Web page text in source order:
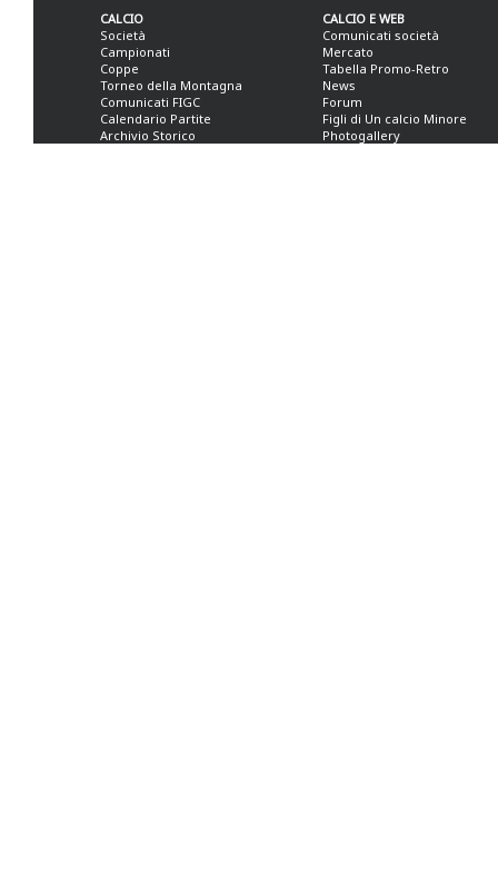
CALCIO
Società
Campionati
Coppe
Torneo della Montagna
Comunicati FIGC
Calendario Partite
Archivio Storico
CALCIO E WEB
Comunicati società
Mercato
Tabella Promo-Retro
News
Forum
Figli di Un calcio Minore
Photogallery